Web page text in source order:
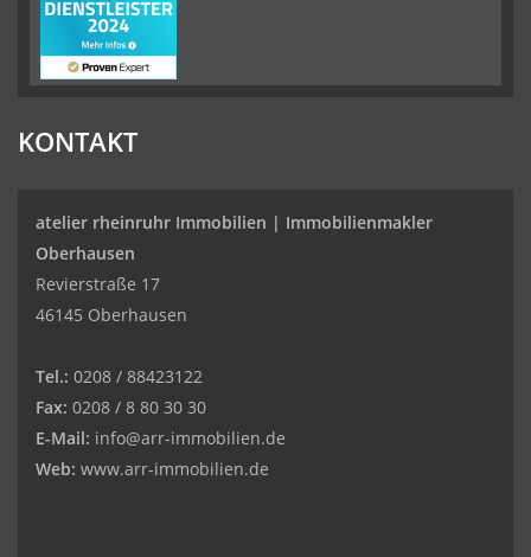
KONTAKT
atelier rheinruhr Immobilien | Immobilienmakler
Oberhausen
Revierstraße 17
46145 Oberhausen
Tel.: 0208 / 88423122
Fax: 0208 / 8 80 30 30
E-Mail: info@arr-immobilien.de
Web: www.arr-immobilien.de